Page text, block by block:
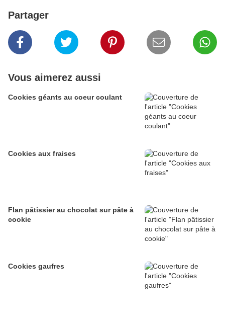
Partager
Vous aimerez aussi
Cookies géants au coeur coulant
Cookies aux fraises
Flan pâtissier au chocolat sur pâte à
cookie
Cookies gaufres